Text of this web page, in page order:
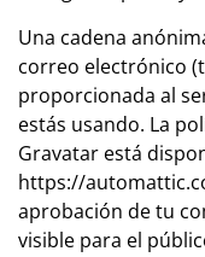
Una cadena
correo electrónico
proporcionada al
estás usando. La
Gravatar está
https://
aprobación de tu
visible para el